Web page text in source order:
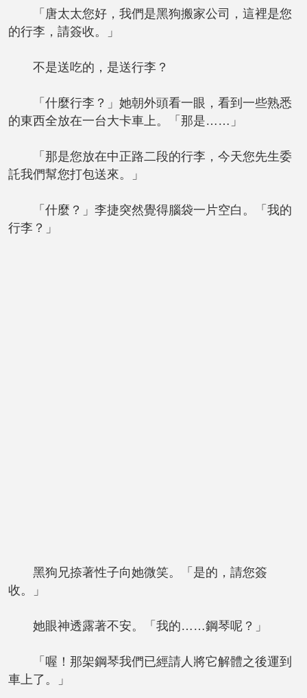
「唐太太您好，我們是黑狗搬家公司，這裡是您
的行李，請簽收。」
不是送吃的，是送行李？
「什麼行李？」她朝外頭看一眼，看到一些熟悉
的東西全放在一台大卡車上。「那是……」
「那是您放在中正路二段的行李，今天您先生委
託我們幫您打包送來。」
「什麼？」李捷突然覺得腦袋一片空白。「我的
行李？」
黑狗兄捺著性子向她微笑。「是的，請您簽
收。」
她眼神透露著不安。「我的……鋼琴呢？」
「喔！那架鋼琴我們已經請人將它解體之後運到
車上了。」